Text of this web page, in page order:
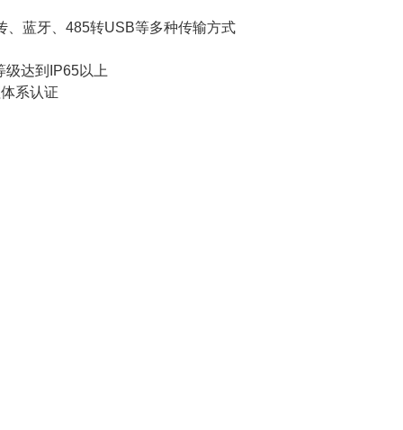
、蓝牙、485转USB等多种传输方式
级达到IP65以上
系认证